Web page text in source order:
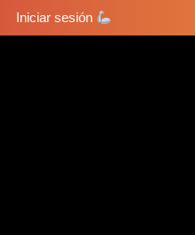
Iniciar sesión